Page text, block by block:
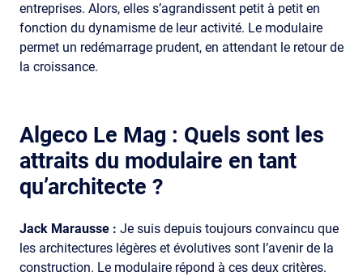
entreprises. Alors, elles s’agrandissent petit à petit en
fonction du dynamisme de leur activité. Le modulaire
permet un redémarrage prudent, en attendant le retour de
la croissance.
Algeco Le Mag : Quels sont les
attraits du modulaire en tant
qu’architecte ?
Jack Marausse : Je suis depuis toujours convaincu que
les architectures légères et évolutives sont l’avenir de la
construction. Le modulaire répond à ces deux critères.